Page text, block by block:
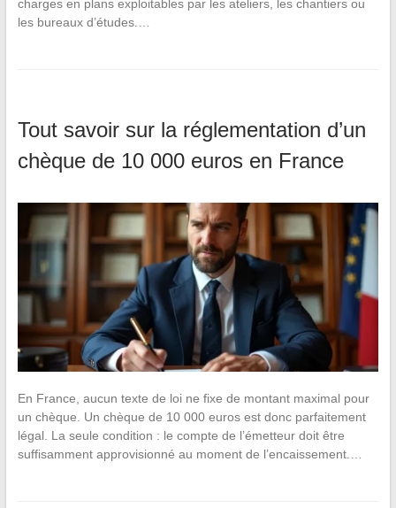
charges en plans exploitables par les ateliers, les chantiers ou
les bureaux d’études.…
Tout savoir sur la réglementation d’un
chèque de 10 000 euros en France
En France, aucun texte de loi ne fixe de montant maximal pour
un chèque. Un chèque de 10 000 euros est donc parfaitement
légal. La seule condition : le compte de l’émetteur doit être
suffisamment approvisionné au moment de l’encaissement.…